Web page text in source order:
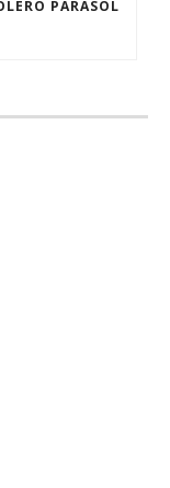
PARASOL